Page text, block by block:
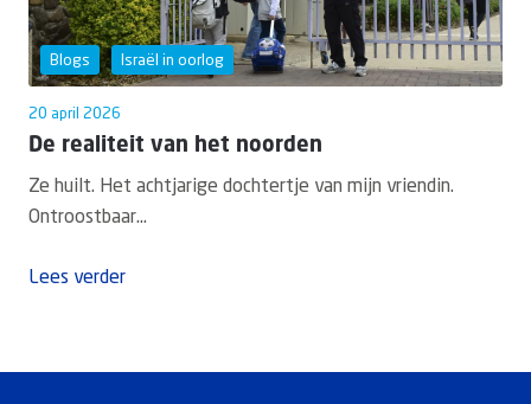
Blogs Israël in oorlog
20 april 2026
De realiteit van het noorden
Ze huilt. Het achtjarige dochtertje van mijn vriendin.
Ontroostbaar...
Lees verder